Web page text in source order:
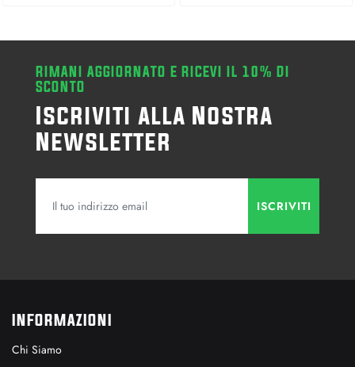
RIMANI AGGIORNATO E RICEVI IL 10% DI
SCONTO
Iscriviti alla Nostra
Newsletter
INFORMAZIONI
Chi Siamo